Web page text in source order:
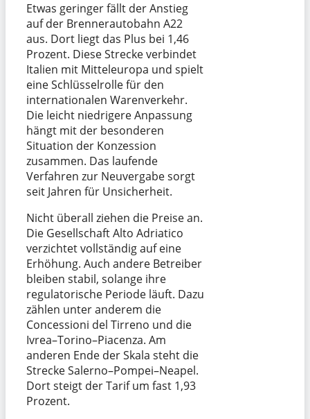
Etwas geringer fällt der Anstieg
auf der Brennerautobahn A22
aus. Dort liegt das Plus bei 1,46
Prozent. Diese Strecke verbindet
Italien mit Mitteleuropa und spielt
eine Schlüsselrolle für den
internationalen Warenverkehr.
Die leicht niedrigere Anpassung
hängt mit der besonderen
Situation der Konzession
zusammen. Das laufende
Verfahren zur Neuvergabe sorgt
seit Jahren für Unsicherheit.
Nicht überall ziehen die Preise an.
Die Gesellschaft Alto Adriatico
verzichtet vollständig auf eine
Erhöhung. Auch andere Betreiber
bleiben stabil, solange ihre
regulatorische Periode läuft. Dazu
zählen unter anderem die
Concessioni del Tirreno und die
Ivrea–Torino–Piacenza. Am
anderen Ende der Skala steht die
Strecke Salerno–Pompei–Neapel.
Dort steigt der Tarif um fast 1,93
Prozent.